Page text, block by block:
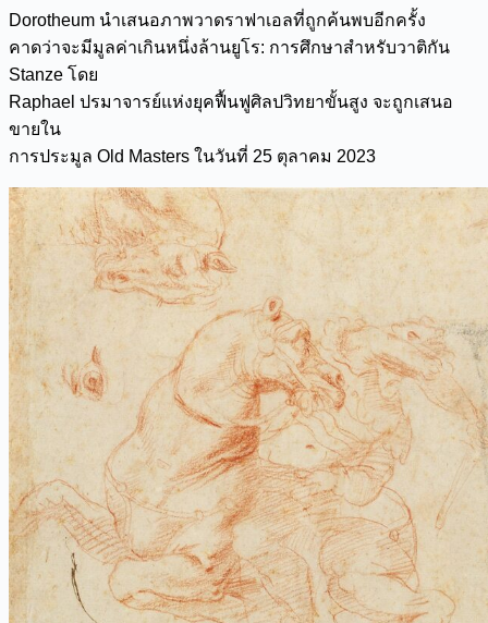
Dorotheum นำเสนอภาพวาดราฟาเอลที่ถูกค้นพบอีกครั้ง
คาดว่าจะมีมูลค่าเกินหนึ่งล้านยูโร: การศึกษาสำหรับวาติกัน
Stanze โดย
Raphael ปรมาจารย์แห่งยุคฟื้นฟูศิลปวิทยาขั้นสูง จะถูกเสนอ
ขายใน
การประมูล Old Masters ในวันที่ 25 ตุลาคม 2023